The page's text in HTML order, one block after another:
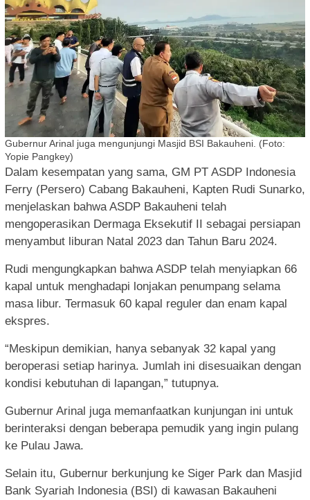
Gubernur Arinal juga mengunjungi Masjid BSI Bakauheni. (Foto:
Yopie Pangkey)
Dalam kesempatan yang sama, GM PT ASDP Indonesia
Ferry (Persero) Cabang Bakauheni, Kapten Rudi Sunarko,
menjelaskan bahwa ASDP Bakauheni telah
mengoperasikan Dermaga Eksekutif II sebagai persiapan
menyambut liburan Natal 2023 dan Tahun Baru 2024.
Rudi mengungkapkan bahwa ASDP telah menyiapkan 66
kapal untuk menghadapi lonjakan penumpang selama
masa libur. Termasuk 60 kapal reguler dan enam kapal
ekspres.
“Meskipun demikian, hanya sebanyak 32 kapal yang
beroperasi setiap harinya. Jumlah ini disesuaikan dengan
kondisi kebutuhan di lapangan,” tutupnya.
Gubernur Arinal juga memanfaatkan kunjungan ini untuk
berinteraksi dengan beberapa pemudik yang ingin pulang
ke Pulau Jawa.
Selain itu, Gubernur berkunjung ke Siger Park dan Masjid
Bank Syariah Indonesia (BSI) di kawasan Bakauheni